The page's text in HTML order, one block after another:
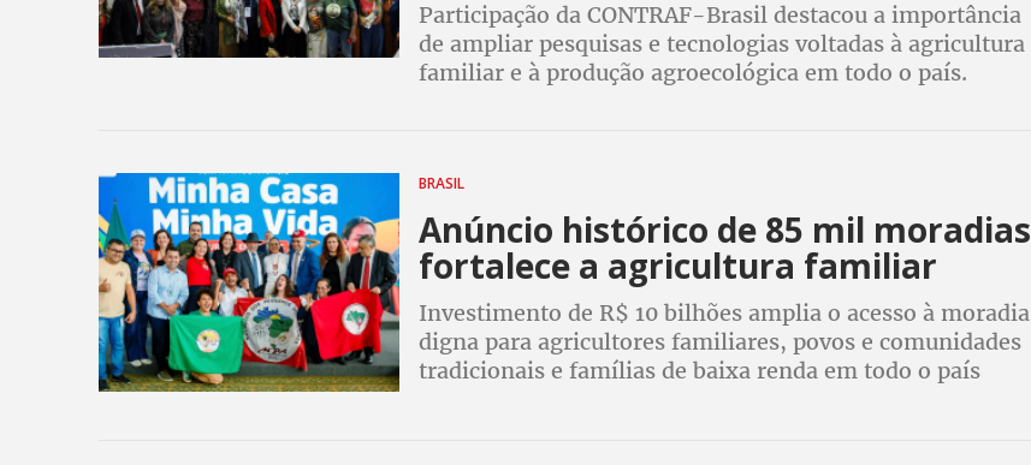
Participação da CONTRAF-Brasil destacou a importância
de ampliar pesquisas e tecnologias voltadas à agricultura
familiar e à produção agroecológica em todo o país.
BRASIL
Anúncio histórico de 85 mil moradias
fortalece a agricultura familiar
Investimento de R$ 10 bilhões amplia o acesso à moradia
digna para agricultores familiares, povos e comunidades
tradicionais e famílias de baixa renda em todo o país